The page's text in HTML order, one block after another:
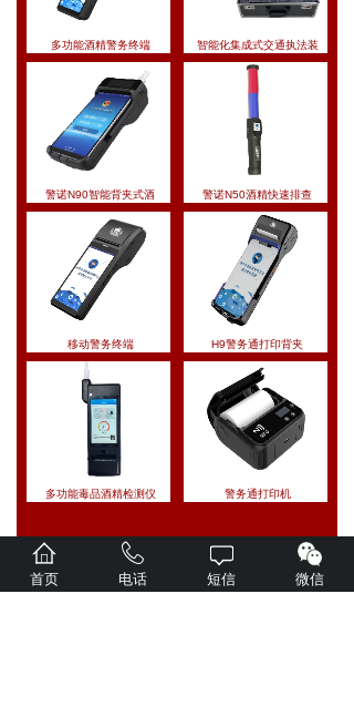
多功能酒精警务终端 智能化集成式交通执法装
警诺N90智能背夹式酒 警诺N50酒精快速排查
移动警务终端 H9警务通打印背夹
多功能毒品酒精检测仪 警务通打印机
首页 电话 短信 微信